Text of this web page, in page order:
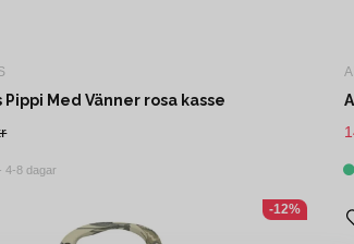
Pippi Med Vänner rosa kasse
4-8 dagar
-12%